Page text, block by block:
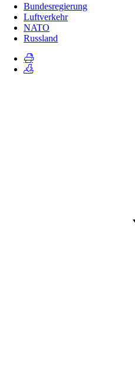
Bundesregierung
Luftverkehr
NATO
Russland